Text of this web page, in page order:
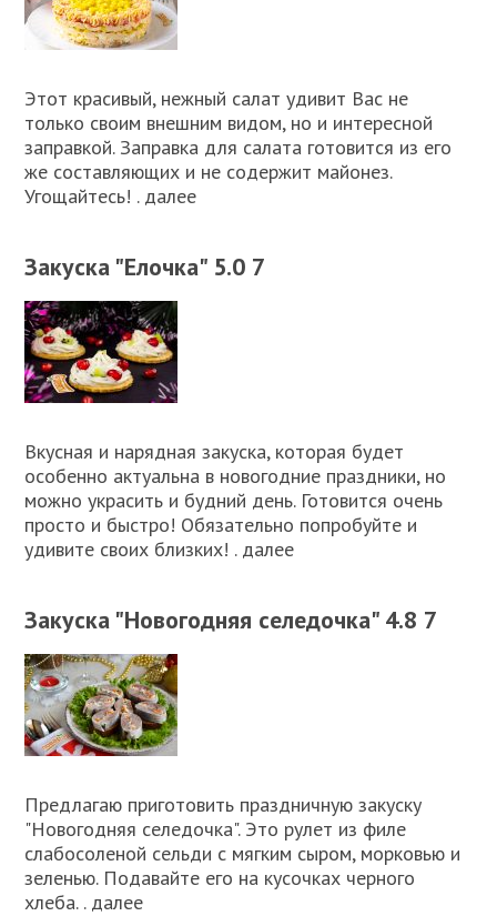
Этот красивый, нежный салат удивит Вас не
только своим внешним видом, но и интересной
заправкой. Заправка для салата готовится из его
же составляющих и не содержит майонез.
Угощайтесь! . далее
Закуска "Елочка" 5.0 7
Вкусная и нарядная закуска, которая будет
особенно актуальна в новогодние праздники, но
можно украсить и будний день. Готовится очень
просто и быстро! Обязательно попробуйте и
удивите своих близких! . далее
Закуска "Новогодняя селедочка" 4.8 7
Предлагаю приготовить праздничную закуску
"Новогодняя селедочка". Это рулет из филе
слабосоленой сельди с мягким сыром, морковью и
зеленью. Подавайте его на кусочках черного
хлеба. . далее